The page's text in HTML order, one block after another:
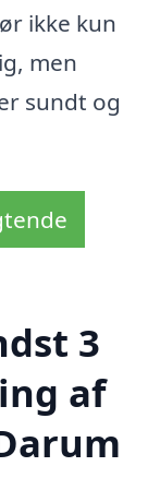
ikke kun
men
sundt og
3
af